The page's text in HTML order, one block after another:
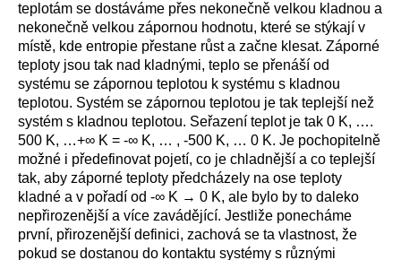
teplotám se dostáváme přes nekonečně velkou kladnou a
nekonečně velkou zápornou hodnotu, které se stýkají v
místě, kde entropie přestane růst a začne klesat. Záporné
teploty jsou tak nad kladnými, teplo se přenáší od
systému se zápornou teplotou k systému s kladnou
teplotou. Systém se zápornou teplotou je tak teplejší než
systém s kladnou teplotou. Seřazení teplot je tak 0 K, ….
500 K, …+∞ K = -∞ K, … , -500 K, … 0 K. Je pochopitelně
možné i předefinovat pojetí, co je chladnější a co teplejší
tak, aby záporné teploty předcházely na ose teploty
kladné a v pořadí od -∞ K → 0 K, ale bylo by to daleko
nepřirozenější a více zavádějící. Jestliže ponecháme
první, přirozenější definici, zachová se ta vlastnost, že
pokud se dostanou do kontaktu systémy s různými